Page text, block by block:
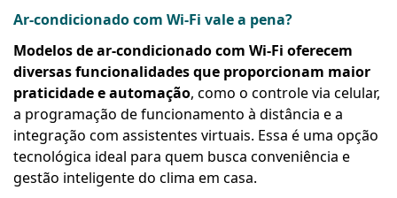
Ar-condicionado com Wi-Fi vale a pena?
Modelos de ar-condicionado com Wi-Fi oferecem
diversas funcionalidades que proporcionam maior
praticidade e automação, como o controle via celular,
a programação de funcionamento à distância e a
integração com assistentes virtuais. Essa é uma opção
tecnológica ideal para quem busca conveniência e
gestão inteligente do clima em casa.